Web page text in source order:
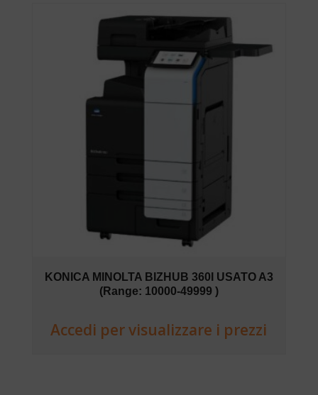
KONICA MINOLTA BIZHUB 360I USATO A3
(Range: 10000-49999 )
Accedi per visualizzare i prezzi